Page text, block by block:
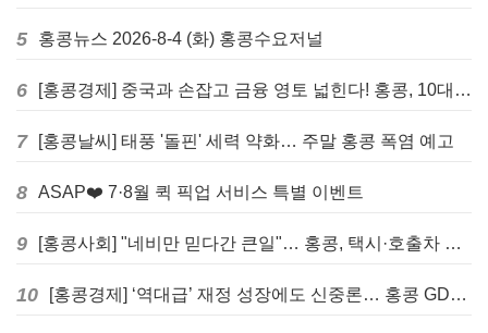
5 홍콩뉴스 2026-8-4 (화) 홍콩수요저널
6 [홍콩경제] 중국과 손잡고 금융 영토 넓힌다! 홍콩, 10대 신규 정책 발표
7 [홍콩날씨] 태풍 '돌핀' 세력 약화… 주말 홍콩 폭염 예고
8 ASAP❤️ 7·8월 퀵 픽업 서비스 특별 이벤트
9 [홍콩사회] "네비만 믿다간 큰일"… 홍콩, 택시·호출차 통합 시험 도입하며 규제 본격화
10 [홍콩경제] ‘역대급’ 재정 성장에도 신중론… 홍콩 GDP 전망 상향 속 “지정학적 리스크 경계”